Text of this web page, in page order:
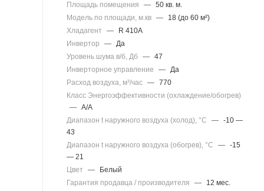
Площадь помещения — 50 кв. м.
Модель по площади, м.кв —
18 (до 60 м²)
Хладагент
—
R 410A
Инвертор
— Да
Уровень шума в/б, Дб — 47
Инверторное управление
— Да
Расход воздуха, м³/час — 770
Класс Энергоэффективности (охлаждение/обогрев)
— A/A
Диапазон t наружного воздуха (холод), °C
— -10 —
43
Диапазон t наружного воздуха (обогрев), °C
— -15
— 21
Цвет
—
Белый
Гарантия продавца / производителя
— 12 мес.